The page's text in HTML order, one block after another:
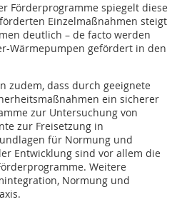
Förderprogramme spiegelt diese
Einzelmaßnahmen steigt
deutlich – de facto werden
Wärmepumpen gefördert in den
zudem, dass durch geeignete
ein sicherer
zur Untersuchung von
zur Freisetzung in
für Normung und
Entwicklung sind vor allem die
Weitere
Normung und